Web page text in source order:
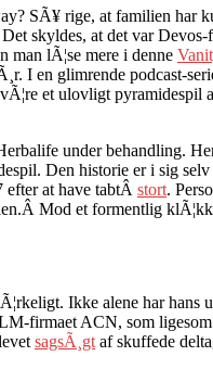
SÃ¥ rige, at familien har
skyldes, at det var
lÃ¦se mere i denne
I en glimrende podcast-
et ulovligt pyramidespil
under behandling.
Den historie er i sig
at have tabtÂ stort.
Mod et formentlig
Ikke alene har hans
firmaet ACN, som
sagsÃ¸gt af skuffede